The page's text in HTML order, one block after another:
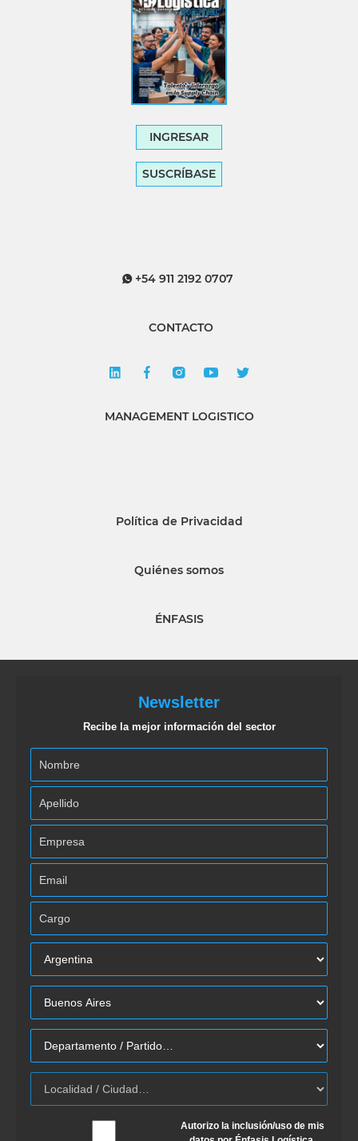
INGRESAR
SUSCRÍBASE
+54 911 2192 0707
CONTACTO
MANAGEMENT LOGISTICO
Política de Privacidad
Quiénes somos
ÉNFASIS
Newsletter
Recibe la mejor información del sector
Autorizo la inclusión/uso de mis